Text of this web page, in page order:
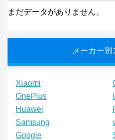
まだデータがありません。
メーカー
Xiaomi
OnePlus
Huawei
Samsung
Google